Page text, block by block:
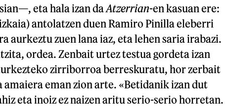
eta hala izan daAtzerrian-en kasuan ere:
antolatzen duen Ramiro Pinilla eleberri
aurkeztu zuen lana iaz, eta lehen saria irabazi.
ordea. Zenbait urtez testua gordeta izan
zirriborroa berreskuratu, hor zerbait
amaiera eman zion arte. «Betidanik izan dut
eta inoiz ez naizen aritu serio-serio horretan.